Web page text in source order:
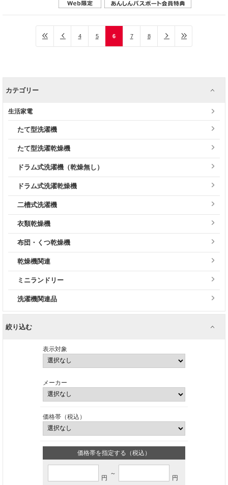
4 5 6 7 8
カテゴリー
生活家電
たて型洗濯機
たて型洗濯乾燥機
ドラム式洗濯機（乾燥無し）
ドラム式洗濯乾燥機
二槽式洗濯機
衣類乾燥機
布団・くつ乾燥機
乾燥機関連
ミニランドリー
洗濯機関連品
絞り込む
表示対象
メーカー
価格帯（税込）
価格帯を指定する（税込）
円
～
円